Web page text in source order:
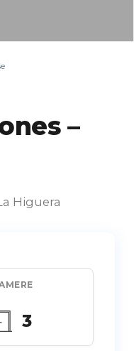
–
Higuera
3